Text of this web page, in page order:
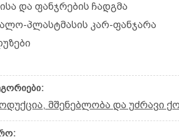
და ფანჯრების ჩადგმა
პლასტმასის კარ-ფანჯარა
მშენებლობა და უძრავი